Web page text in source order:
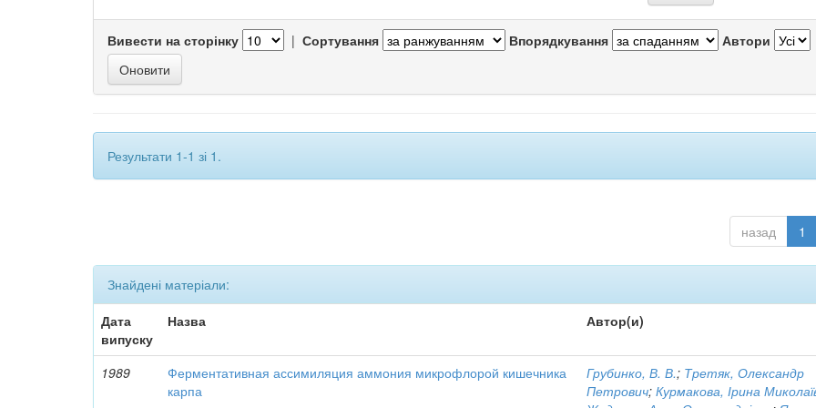
Вивести на сторінку | Сортування Впорядкування Автори
Результати 1-1 зі 1.
назад 1
Знайдені матеріали:
Дата
випуску
Назва Автор(и)
1989
Ферментативная ассимиляция аммония микрофлорой кишечника
карпа
Грубинко, В. В.; Третяк, Олександр
Петрович;Курмакова, Ірина